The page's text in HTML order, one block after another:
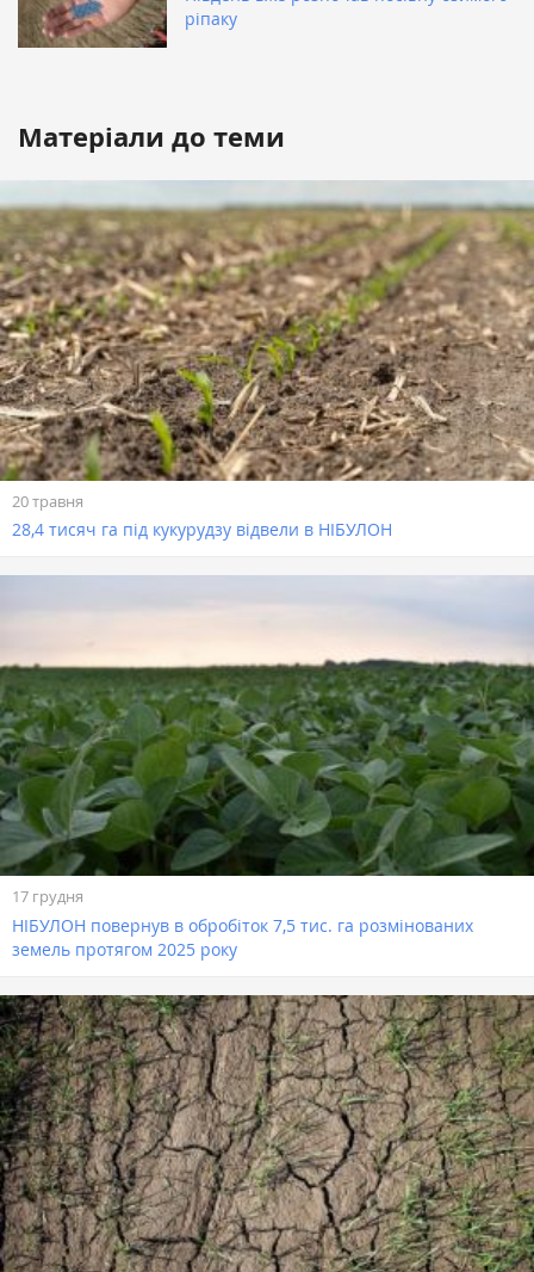
ріпаку
Матеріали до теми
20 травня
28,4 тисяч га під кукурудзу відвели в НІБУЛОН
17 грудня
НІБУЛОН повернув в обробіток 7,5 тис. га розмінованих
земель протягом 2025 року